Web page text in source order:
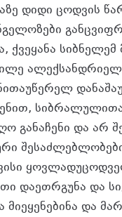
დიდი ცოდვის
და არ
დაეთრგუნა და
და